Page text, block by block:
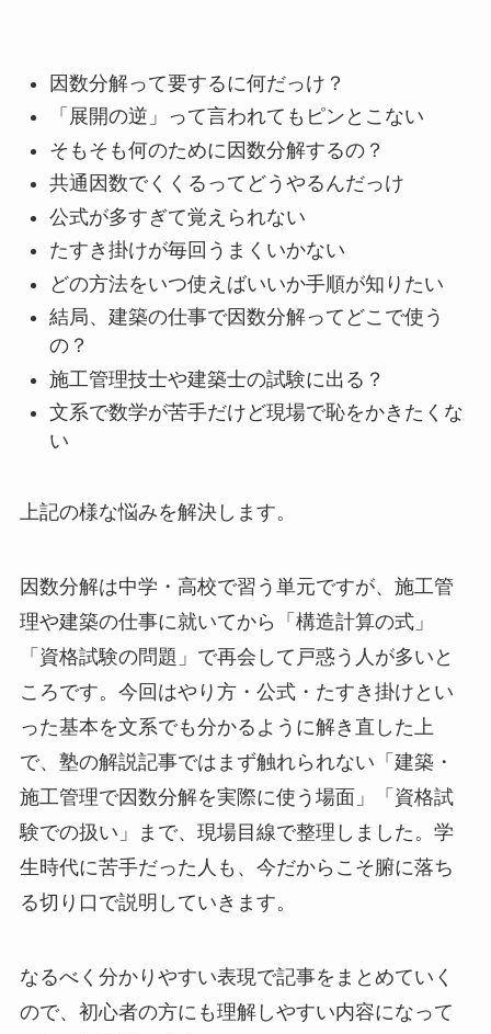
因数分解って要するに何だっけ？
「展開の逆」って言われてもピンとこない
そもそも何のために因数分解するの？
共通因数でくくるってどうやるんだっけ
公式が多すぎて覚えられない
たすき掛けが毎回うまくいかない
どの方法をいつ使えばいいか手順が知りたい
結局、建築の仕事で因数分解ってどこで使う
の？
施工管理技士や建築士の試験に出る？
文系で数学が苦手だけど現場で恥をかきたくな
い
上記の様な悩みを解決します。
因数分解は中学・高校で習う単元ですが、施工管
理や建築の仕事に就いてから「構造計算の式」
「資格試験の問題」で再会して戸惑う人が多いと
ころです。今回はやり方・公式・たすき掛けとい
った基本を文系でも分かるように解き直した上
で、塾の解説記事ではまず触れられない「建築・
施工管理で因数分解を実際に使う場面」「資格試
験での扱い」まで、現場目線で整理しました。学
生時代に苦手だった人も、今だからこそ腑に落ち
る切り口で説明していきます。
なるべく分かりやすい表現で記事をまとめていく
ので、初心者の方にも理解しやすい内容になって